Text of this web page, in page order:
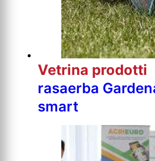
Vetrina prodotti
rasaerba
smart